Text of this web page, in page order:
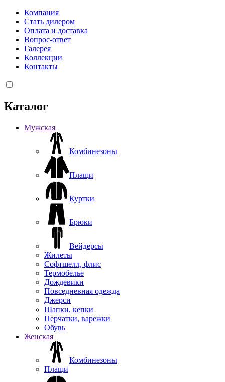
Компания
Стать дилером
Оплата и доставка
Вопрос-ответ
Галерея
Коллекции
Контакты
Каталог
Мужская
Комбинезоны
Плащи
Куртки
Брюки
Вейдерсы
Жилеты
Софтшелл, флис
Термобелье
Дождевики
Повседневная одежда
Джерси
Шапки, кепки
Перчатки, варежки
Обувь
Женская
Комбинезоны
Плащи